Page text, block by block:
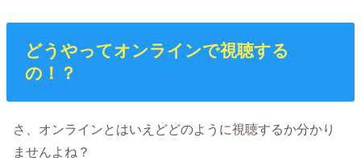
どうやってオンラインで視聴する
の！？
さ、オンラインとはいえどどのように視聴するか分かり
ませんよね？